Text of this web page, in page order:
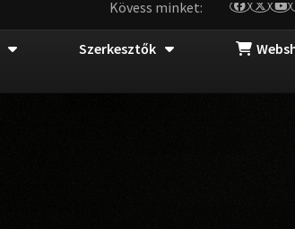
Kövess minket:
Szerkesztők